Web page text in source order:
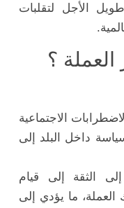
الأجل لتقلبات
؟
الاجتماعية
داخل البلد إلى
الثقة إلى قيام
العملة، ما يؤدي إلى